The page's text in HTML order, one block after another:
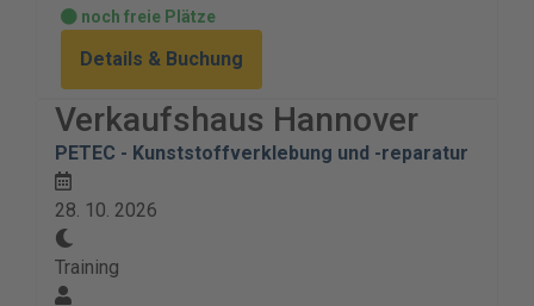
noch freie Plätze
Details & Buchung
Verkaufshaus Hannover
PETEC - Kunststoffverklebung und -reparatur
28. 10. 2026
Training